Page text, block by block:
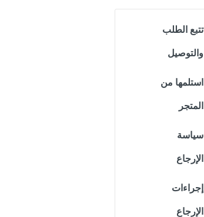
تتبع الطلب
والتوصيل
استلمها من
المتجر
سياسة
الإرجاع
إجراءات
الإرجاع